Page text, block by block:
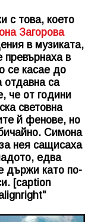
с това, което
Загорова
в музиката,
превърнаха в
се касае до
отдавна са
че от години
световна
й фенове, но
Симона
нея сащисаха
едва
държи като по-
[caption